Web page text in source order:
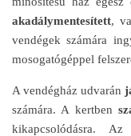
akadálymentesített,
vendégek számára
mosogatógéppel
A vendégház udvarán
számára. A kertben
kikapcsolódásra.